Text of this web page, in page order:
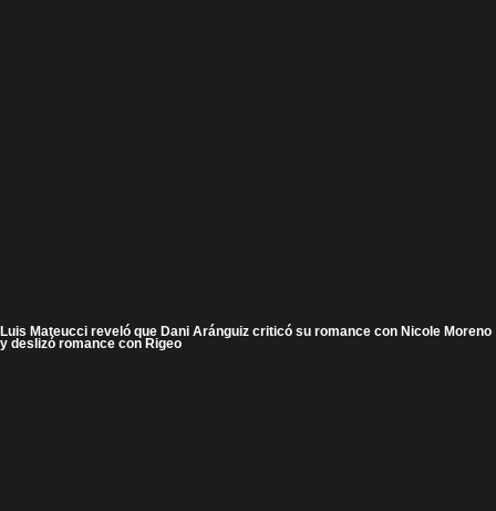
Luis Mateucci reveló que Dani Aránguiz criticó su romance con Nicole Moreno
y deslizó romance con Rigeo